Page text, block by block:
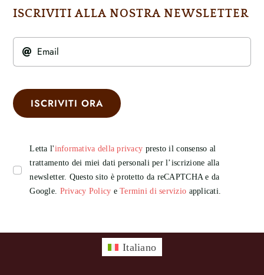
ISCRIVITI ALLA NOSTRA NEWSLETTER
ISCRIVITI ORA
Letta l'informativa della privacy presto il consenso al
trattamento dei miei dati personali per l’iscrizione alla
newsletter. Questo sito è protetto da reCAPTCHA e da
Google. Privacy Policy eTermini di servizio applicati.
Italiano